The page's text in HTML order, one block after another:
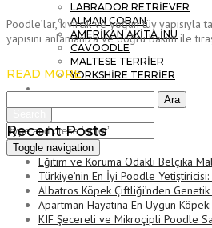
LABRADOR RETRİEVER
ALMAN ÇOBAN
AMERİKAN AKİTA İNU
CAVOODLE
MALTESE TERRİER
YORKSHİRE TERRİER
Toggle navigation
Poodle’lar, kıvırcık ve yoğun tüy
yapısını anlamanıza ve doğru bakım ile
READ MORE
Recent Posts
Eğitim ve Koruma Odaklı Belçika
Türkiye’nin En İyi Poodle
Albatros Köpek Çiftliği’nden
Apartman Hayatına En Uygun
KIF Şecereli ve Mikroçipli Poodle